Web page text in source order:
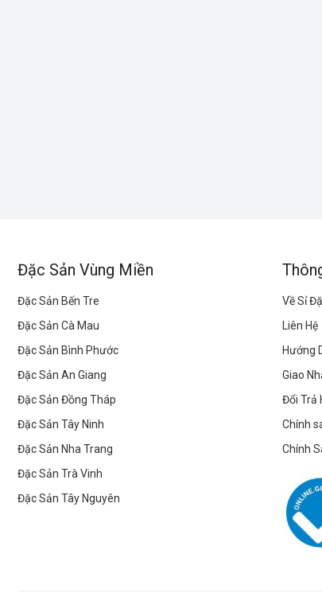
Đặc Sản Vùng Miền
Đặc Sản Bến Tre
Đặc Sản Cà Mau
Đặc Sản Bình Phước
Đặc Sản An Giang
Đặc Sản Đồng Tháp
Đặc Sản Tây Ninh
Đặc Sản Nha Trang
Đặc Sản Trà Vinh
Đặc Sản Tây Nguyên
Về Sỉ
Liên Hệ
Hướng
Giao
Đổi Trả
Chính
Chính